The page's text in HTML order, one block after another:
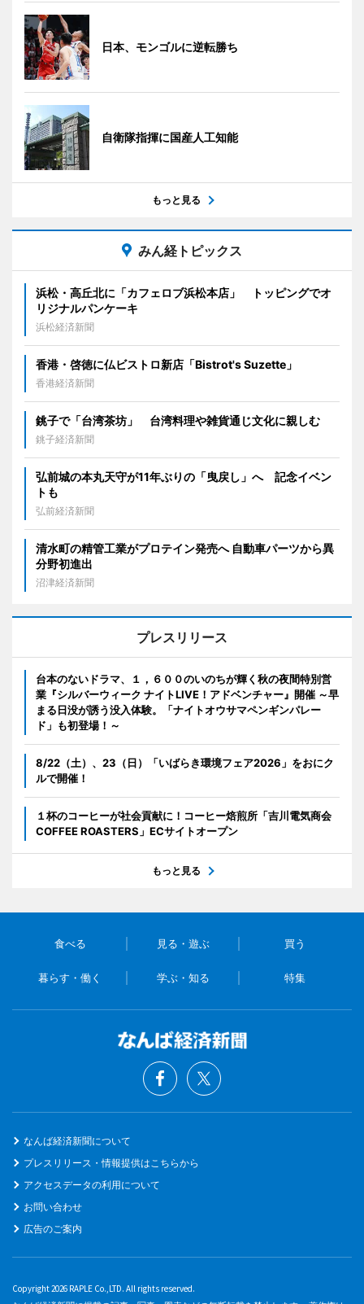
日本、モンゴルに逆転勝ち
自衛隊指揮に国産人工知能
もっと見る
みん経トピックス
浜松・高丘北に「カフェロブ浜松本店」 トッピングでオ
リジナルパンケーキ
浜松経済新聞
香港・啓徳に仏ビストロ新店「Bistrot's Suzette」
香港経済新聞
銚子で「台湾茶坊」 台湾料理や雑貨通じ文化に親しむ
銚子経済新聞
弘前城の本丸天守が11年ぶりの「曳戻し」へ 記念イベン
トも
弘前経済新聞
清水町の精管工業がプロテイン発売へ 自動車パーツから異
分野初進出
沼津経済新聞
プレスリリース
台本のないドラマ、１，６００のいのちが輝く秋の夜間特別営
業『シルバーウィーク ナイトLIVE！アドベンチャー』開催 ～早
まる日没が誘う没入体験。「ナイトオウサマペンギンパレー
ド」も初登場！～
8/22（土）、23（日）「いばらき環境フェア2026」をおにク
ルで開催！
１杯のコーヒーが社会貢献に！コーヒー焙煎所「吉川電気商会
COFFEE ROASTERS」ECサイトオープン
もっと見る
食べる 見る・遊ぶ 買う
暮らす・働く 学ぶ・知る 特集
なんば経済新聞について
プレスリリース・情報提供はこちらから
アクセスデータの利用について
お問い合わせ
広告のご案内
Copyright 2026 RAPLE Co.,LTD. All rights reserved.